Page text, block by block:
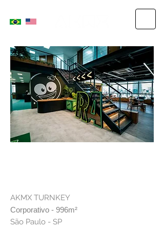
AKMX TURNKEY
Corporativo - 996m²
São Paulo - SP